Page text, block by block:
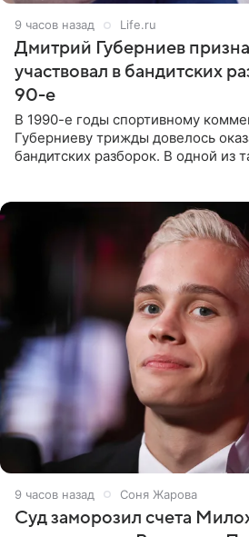
9 часов назад Life.ru
Дмитрий Губерниев
участвовал в бандитских
90-е
В 1990-е годы спортивному
Губерниеву трижды довелось
бандитских разборок. В одной из
9 часов назад Соня Жарова
Суд заморозил счета